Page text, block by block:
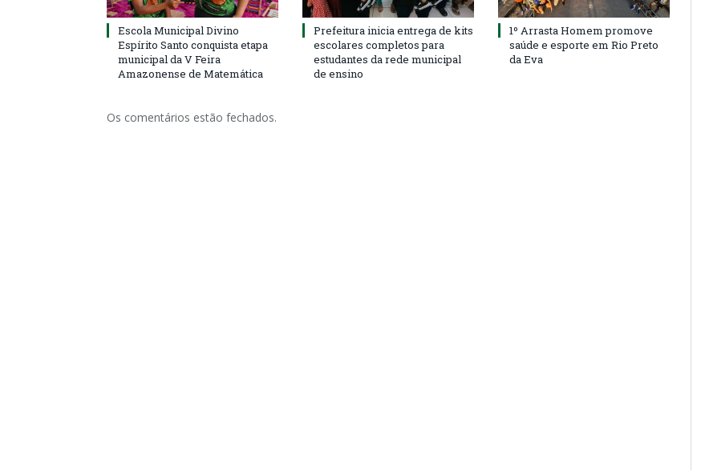
Escola Municipal Divino
Espírito Santo conquista etapa
municipal da V Feira
Amazonense de Matemática
Prefeitura inicia entrega de kits
escolares completos para
estudantes da rede municipal
de ensino
1º Arrasta Homem promove
saúde e esporte em Rio Preto
da Eva
Os comentários estão fechados.